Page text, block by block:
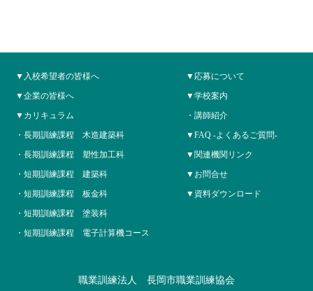
入校希望者の皆様へ
企業の皆様へ
カリキュラム
長期訓練課程 木造建築科
長期訓練課程 塑性加工科
短期訓練課程 建築科
短期訓練課程 板金科
短期訓練課程 塗装科
短期訓練課程 電子計算機コース
応募について
学校案内
講師紹介
FAQ -よくあるご質問-
関連機関リンク
お問合せ
資料ダウンロード
職業訓練法人 長岡市職業訓練協会